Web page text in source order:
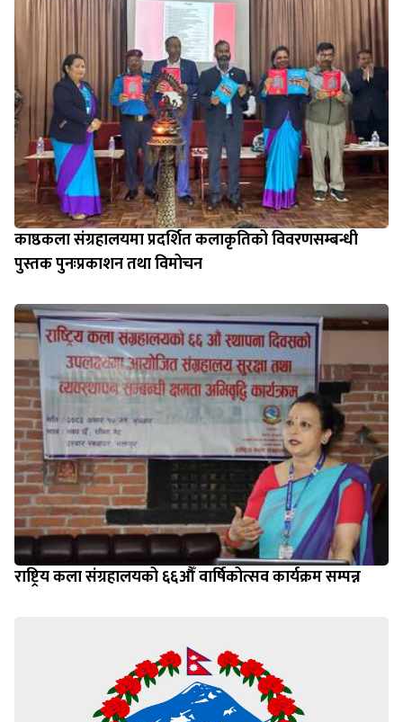
काष्ठकला संग्रहालयमा प्रदर्शित कलाकृतिको विवरणसम्बन्धी
पुस्तक पुनःप्रकाशन तथा विमोचन
राष्ट्रिय कला संग्रहालयको ६६औँ वार्षिकोत्सव कार्यक्रम सम्पन्न